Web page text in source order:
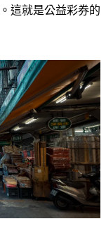
這就是公益彩券的